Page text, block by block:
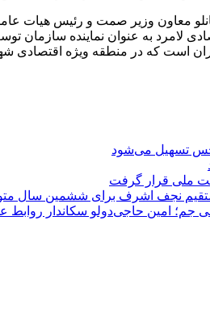
معاون وزیر صمت و رئیس هیات
لامرد به عنوان نماینده سازمان
است که در منطقه ویژه اقتصادی
تسهیل می‌شود
نجف اشرف برای ششمین سال
جم؛ امین حاجی‌دولو سکاندار روابط